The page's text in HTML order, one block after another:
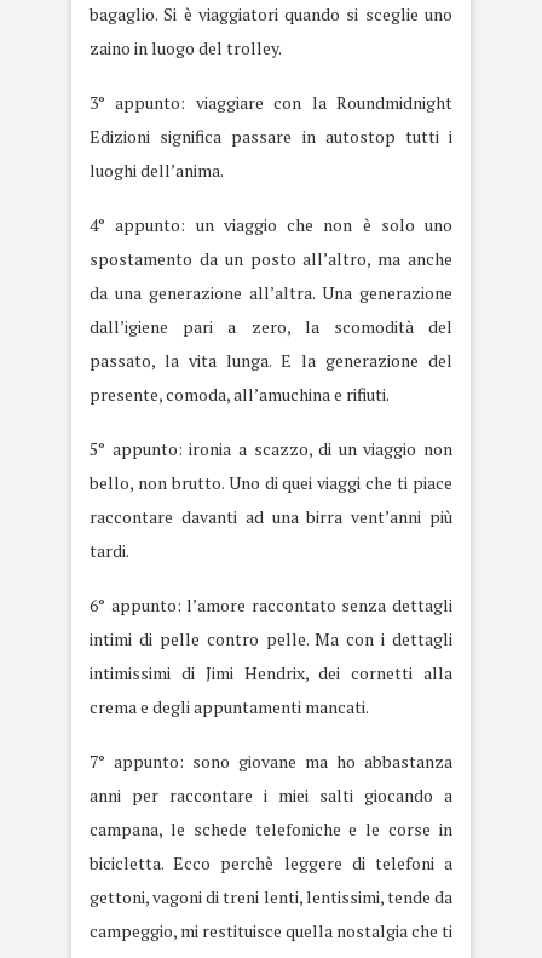
bagaglio. Si è viaggiatori quando si sceglie uno
zaino in luogo del trolley.
3° appunto: viaggiare con la Roundmidnight
Edizioni significa passare in autostop tutti i
luoghi dell’anima.
4° appunto: un viaggio che non è solo uno
spostamento da un posto all’altro, ma anche
da una generazione all’altra. Una generazione
dall’igiene pari a zero, la scomodità del
passato, la vita lunga. E la generazione del
presente, comoda, all’amuchina e rifiuti.
5° appunto: ironia a scazzo, di un viaggio non
bello, non brutto. Uno di quei viaggi che ti piace
raccontare davanti ad una birra vent’anni più
tardi.
6° appunto: l’amore raccontato senza dettagli
intimi di pelle contro pelle. Ma con i dettagli
intimissimi di Jimi Hendrix, dei cornetti alla
crema e degli appuntamenti mancati.
7° appunto: sono giovane ma ho abbastanza
anni per raccontare i miei salti giocando a
campana, le schede telefoniche e le corse in
bicicletta. Ecco perchè leggere di telefoni a
gettoni, vagoni di treni lenti, lentissimi, tende da
campeggio, mi restituisce quella nostalgia che ti